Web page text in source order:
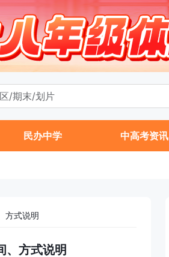
民办中学 中高考资讯
方式说明
、方式说明